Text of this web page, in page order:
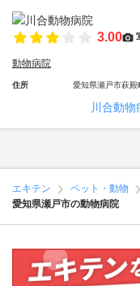
3.00
動物病院
住所 愛知県瀬戸市萩殿
川合動
エキテン ペット・動物
愛知県瀬戸市の動物病院